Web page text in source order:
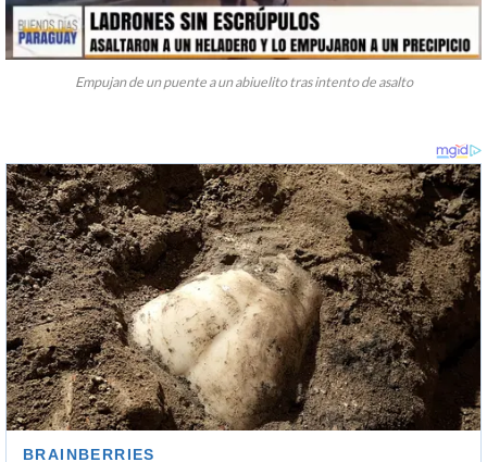
Empujan de un puente a un abiuelito tras intento de asalto